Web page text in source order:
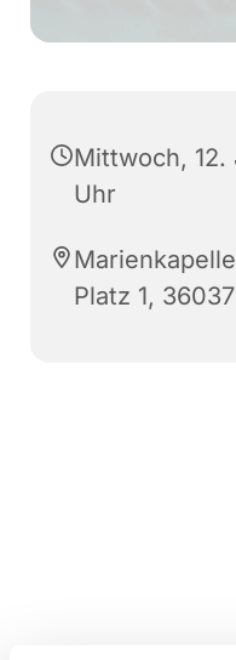
Mittwoch,
Uhr
Platz 1,